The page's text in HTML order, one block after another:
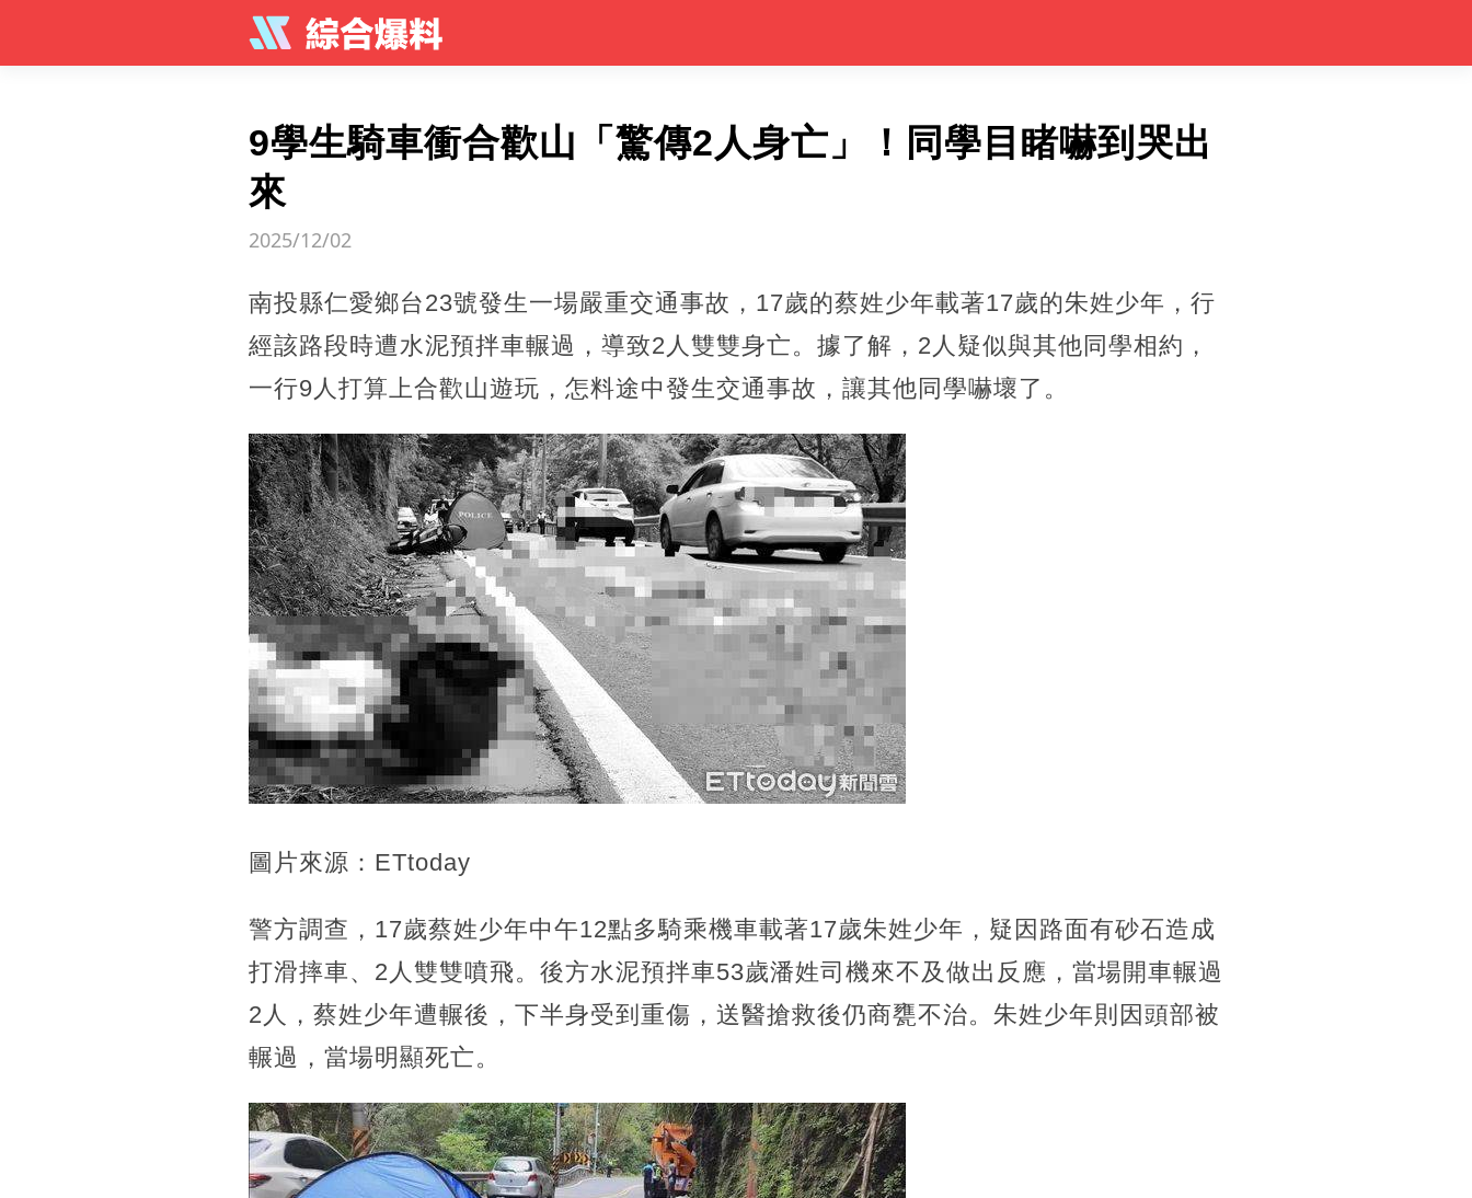
9學生騎車衝合歡山「驚傳2人身亡」！同學目睹嚇到哭出
來
2025/12/02
南投縣仁愛鄉台23號發生一場嚴重交通事故，17歲的蔡姓少年載著17歲的朱姓少年，行
經該路段時遭水泥預拌車輾過，導致2人雙雙身亡。據了解，2人疑似與其他同學相約，
一行9人打算上合歡山遊玩，怎料途中發生交通事故，讓其他同學嚇壞了。
圖片來源：ETtoday
警方調查，17歲蔡姓少年中午12點多騎乘機車載著17歲朱姓少年，疑因路面有砂石造成
打滑摔車、2人雙雙噴飛。後方水泥預拌車53歲潘姓司機來不及做出反應，當場開車輾過
2人，蔡姓少年遭輾後，下半身受到重傷，送醫搶救後仍商甕不治。朱姓少年則因頭部被
輾過，當場明顯死亡。